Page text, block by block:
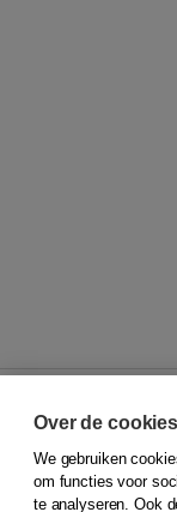
© 2026Koninklijke
Over de
We gebruiken
om functies voor
te analyseren. Ook